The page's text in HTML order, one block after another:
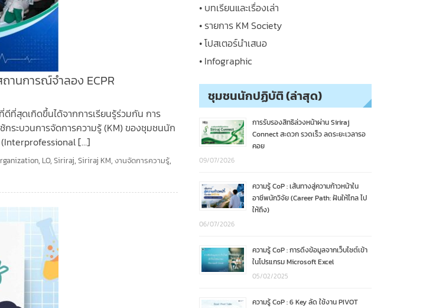
านการณ์จำลอง ECPR
ที่สุดเกิดขึ้นได้จากการเรียนรู้ร่วมกัน การ
ระบวนการจัดการความรู้ (KM) ของชุมชนนัก
[…]
, LO,Siriraj,Siriraj KM,งานจัดการความรู้,
• บทเรียนและเรื่องเล่า
• รายการ KM Society
• โปสเตอร์นำเสนอ
• Infographic
ชุมชนนักปฏิบัติ (ล่าสุด)
การรับรองสิทธิล่วงหน้าผ่าน Siriraj
Connect สะดวก รวดเร็ว ลดระยะเวลารอ
คอย
09/07/2026
ความรู้ CoP : เส้นทางสู่ความก้าวหน้าใน
อาชีพนักวิจัย (Career Path: ฝันให้ไกล ไป
ให้ถึง)
06/07/2026
ความรู้ CoP : การดึงข้อมูลจากเว็บไซต์เข้า
ในโปรแกรม Microsoft Excel
05/02/2025
ความรู้ CoP : 6 Key ลัด ใช้งาน PIVOT